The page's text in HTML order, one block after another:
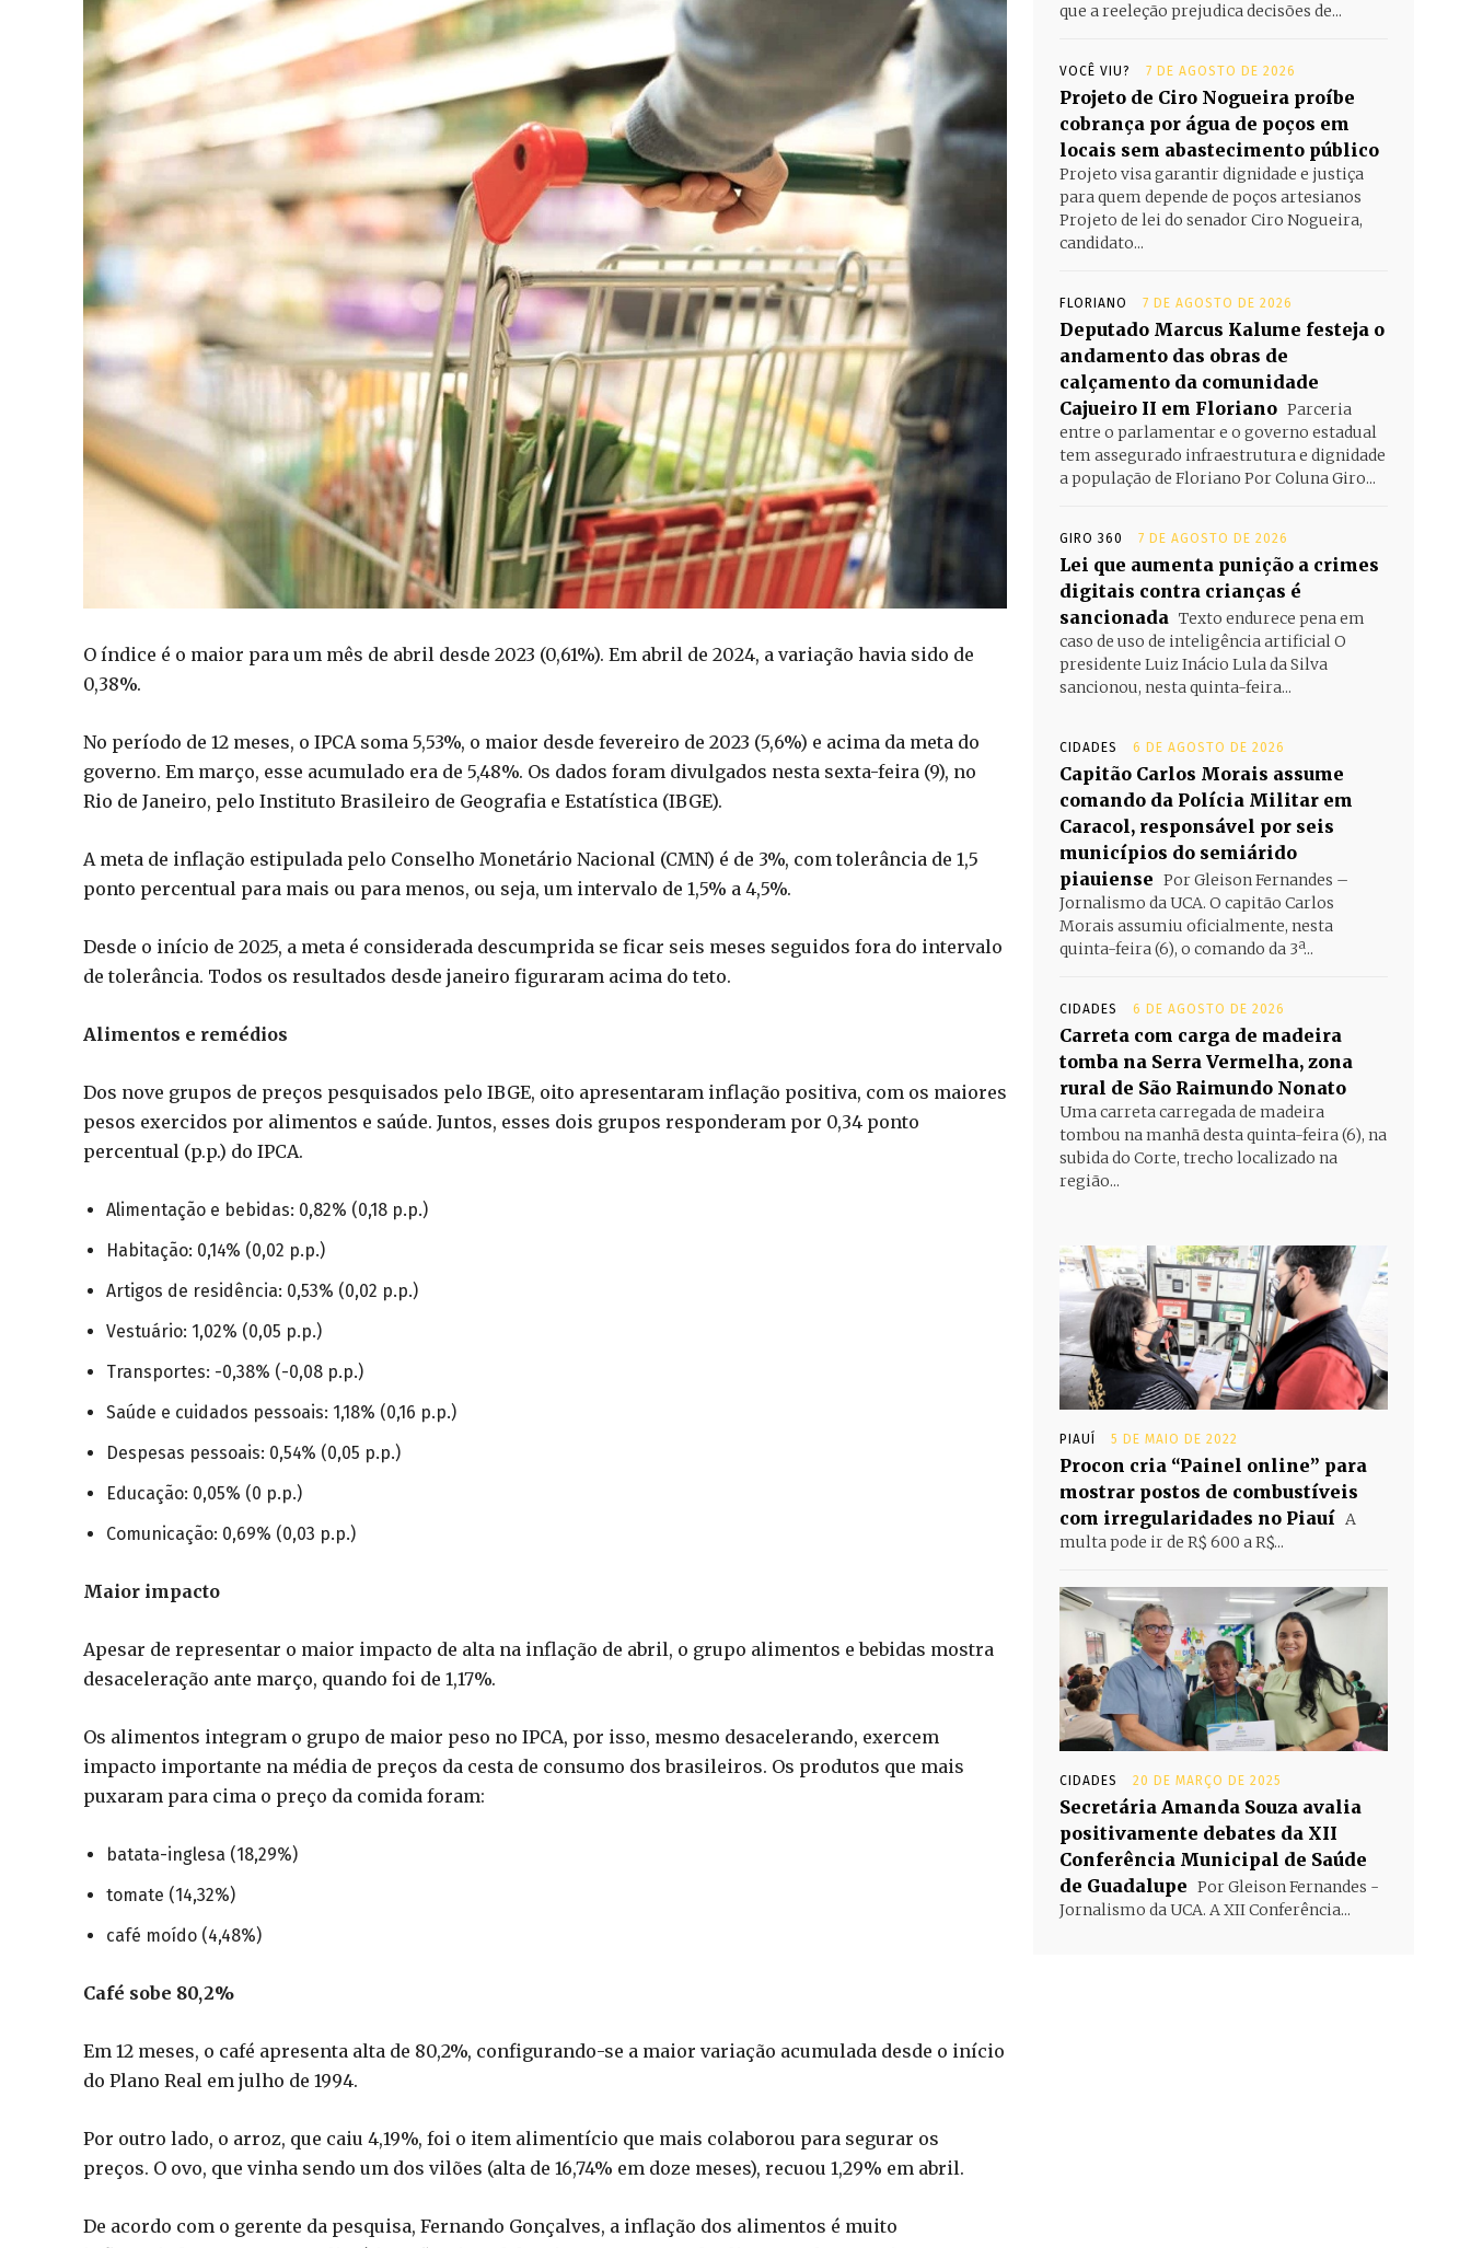
O índice é o maior para um mês de abril desde 2023 (0,61%). Em abril de 2024, a variação havia sido de
0,38%.
No período de 12 meses, o IPCA soma 5,53%, o maior desde fevereiro de 2023 (5,6%) e acima da meta do
governo. Em março, esse acumulado era de 5,48%. Os dados foram divulgados nesta sexta-feira (9), no
Rio de Janeiro, pelo Instituto Brasileiro de Geografia e Estatística (IBGE).
A meta de inflação estipulada pelo Conselho Monetário Nacional (CMN) é de 3%, com tolerância de 1,5
ponto percentual para mais ou para menos, ou seja, um intervalo de 1,5% a 4,5%.
Desde o início de 2025, a meta é considerada descumprida se ficar seis meses seguidos fora do intervalo
de tolerância. Todos os resultados desde janeiro figuraram acima do teto.
Alimentos e remédios
Dos nove grupos de preços pesquisados pelo IBGE, oito apresentaram inflação positiva, com os maiores
pesos exercidos por alimentos e saúde. Juntos, esses dois grupos responderam por 0,34 ponto
percentual (p.p.) do IPCA.
Alimentação e bebidas: 0,82% (0,18 p.p.)
Habitação: 0,14% (0,02 p.p.)
Artigos de residência: 0,53% (0,02 p.p.)
Vestuário: 1,02% (0,05 p.p.)
Transportes: -0,38% (-0,08 p.p.)
Saúde e cuidados pessoais: 1,18% (0,16 p.p.)
Despesas pessoais: 0,54% (0,05 p.p.)
Educação: 0,05% (0 p.p.)
Comunicação: 0,69% (0,03 p.p.)
Maior impacto
Apesar de representar o maior impacto de alta na inflação de abril, o grupo alimentos e bebidas mostra
desaceleração ante março, quando foi de 1,17%.
Os alimentos integram o grupo de maior peso no IPCA, por isso, mesmo desacelerando, exercem
impacto importante na média de preços da cesta de consumo dos brasileiros. Os produtos que mais
puxaram para cima o preço da comida foram:
batata-inglesa (18,29%)
tomate (14,32%)
café moído (4,48%)
Café sobe 80,2%
Em 12 meses, o café apresenta alta de 80,2%, configurando-se a maior variação acumulada desde o início
do Plano Real em julho de 1994.
Por outro lado, o arroz, que caiu 4,19%, foi o item alimentício que mais colaborou para segurar os
preços. O ovo, que vinha sendo um dos vilões (alta de 16,74% em doze meses), recuou 1,29% em abril.
De acordo com o gerente da pesquisa, Fernando Gonçalves, a inflação dos alimentos é muito
que a reeleção prejudica decisões de...
VOCÊ VIU? 7 DE AGOSTO DE 2026
Projeto de Ciro Nogueira proíbe
cobrança por água de poços em
locais sem abastecimento público
Projeto visa garantir dignidade e justiça
para quem depende de poços artesianos
Projeto de lei do senador Ciro Nogueira,
candidato...
FLORIANO 7 DE AGOSTO DE 2026
Deputado Marcus Kalume festeja o
andamento das obras de
calçamento da comunidade
Cajueiro II em Floriano Parceria
entre o parlamentar e o governo estadual
tem assegurado infraestrutura e dignidade
a população de Floriano Por Coluna Giro...
GIRO 360 7 DE AGOSTO DE 2026
Lei que aumenta punição a crimes
digitais contra crianças é
sancionada Texto endurece pena em
caso de uso de inteligência artificial O
presidente Luiz Inácio Lula da Silva
sancionou, nesta quinta-feira...
CIDADES 6 DE AGOSTO DE 2026
Capitão Carlos Morais assume
comando da Polícia Militar em
Caracol, responsável por seis
municípios do semiárido
piauiense Por Gleison Fernandes –
Jornalismo da UCA. O capitão Carlos
Morais assumiu oficialmente, nesta
quinta-feira (6), o comando da 3ª...
CIDADES 6 DE AGOSTO DE 2026
Carreta com carga de madeira
tomba na Serra Vermelha, zona
rural de São Raimundo Nonato
Uma carreta carregada de madeira
tombou na manhã desta quinta-feira (6), na
subida do Corte, trecho localizado na
região...
PIAUÍ 5 DE MAIO DE 2022
Procon cria “Painel online” para
mostrar postos de combustíveis
com irregularidades no Piauí A
multa pode ir de R$ 600 a R$...
CIDADES 20 DE MARÇO DE 2025
Secretária Amanda Souza avalia
positivamente debates da XII
Conferência Municipal de Saúde
de Guadalupe Por Gleison Fernandes -
Jornalismo da UCA. A XII Conferência...